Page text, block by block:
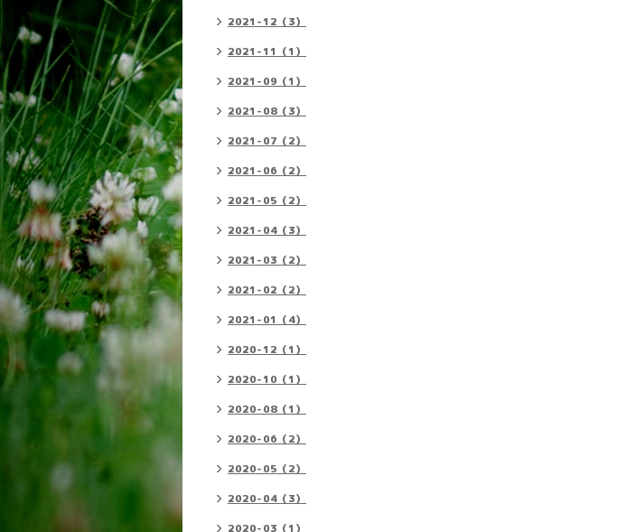
2021-12（3）
2021-11（1）
2021-09（1）
2021-08（3）
2021-07（2）
2021-06（2）
2021-05（2）
2021-04（3）
2021-03（2）
2021-02（2）
2021-01（4）
2020-12（1）
2020-10（1）
2020-08（1）
2020-06（2）
2020-05（2）
2020-04（3）
2020-03（1）